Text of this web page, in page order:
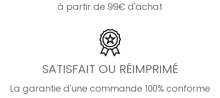
à partir de 99€ d'achat
SATISFAIT OU RÉIMPRIMÉ
La garantie d'une commande 100% conforme